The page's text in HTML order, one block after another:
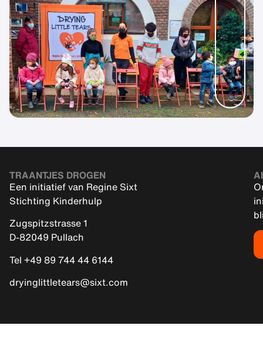
TRAANTJES DROGEN
Een initiatief van Regine Sixt
Stichting Kinderhulp
Zugspitzstrasse 1
D-82049 Pullach
Tel +49 89 744 44 6144
dryinglittletears@sixt.com